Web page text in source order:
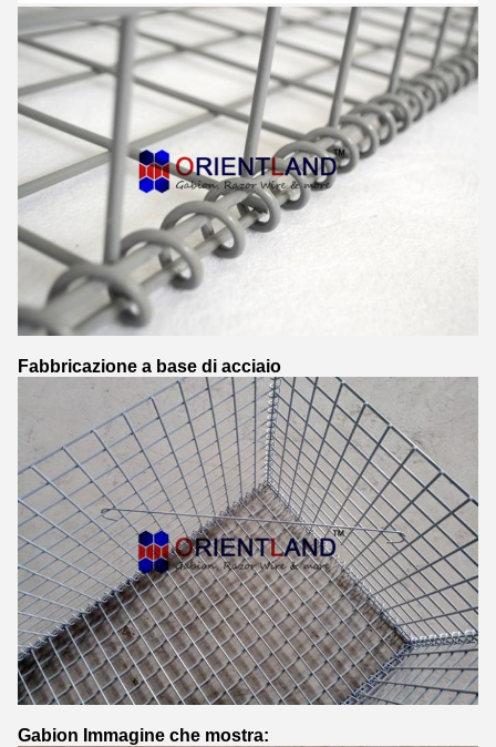
Fabbricazione a base di acciaio
Gabion Immagine che mostra: